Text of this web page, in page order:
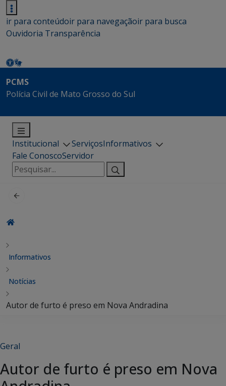
ir para conteúdoir para navegaçãoir para busca
Ouvidoria Transparência
PCMS
Polícia Civil de Mato Grosso do Sul
Institucional ServiçosInformativos
Fale ConoscoServidor
Pesquisar
por:
Informativos
Notícias
Autor de furto é preso em Nova Andradina
Geral
Autor de furto é preso em Nova